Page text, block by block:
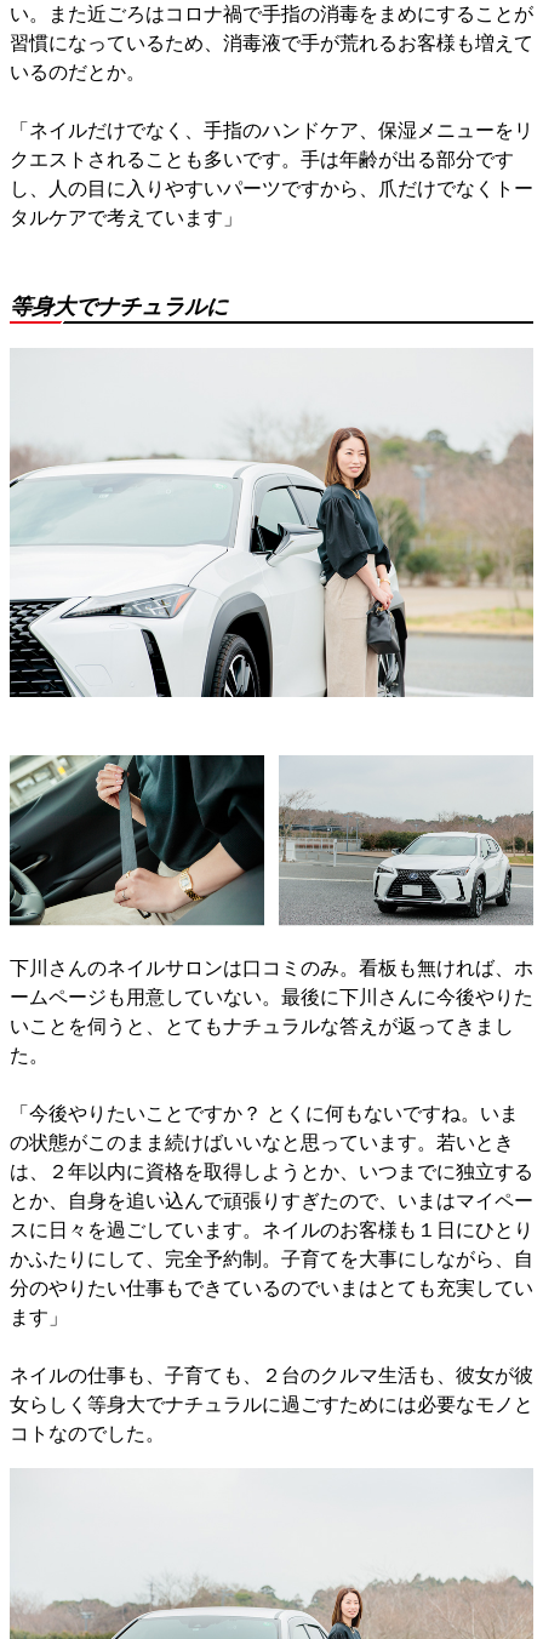
い。また近ごろはコロナ禍で手指の消毒をまめにすることが
習慣になっているため、消毒液で手が荒れるお客様も増えて
いるのだとか。
「ネイルだけでなく、手指のハンドケア、保湿メニューをリ
クエストされることも多いです。手は年齢が出る部分です
し、人の目に入りやすいパーツですから、爪だけでなくトー
タルケアで考えています」
等身大でナチュラルに
下川さんのネイルサロンは口コミのみ。看板も無ければ、ホ
ームページも用意していない。最後に下川さんに今後やりた
いことを伺うと、とてもナチュラルな答えが返ってきまし
た。
「今後やりたいことですか？ とくに何もないですね。いま
の状態がこのまま続けばいいなと思っています。若いとき
は、２年以内に資格を取得しようとか、いつまでに独立する
とか、自身を追い込んで頑張りすぎたので、いまはマイペー
スに日々を過ごしています。ネイルのお客様も１日にひとり
かふたりにして、完全予約制。子育てを大事にしながら、自
分のやりたい仕事もできているのでいまはとても充実してい
ます」
ネイルの仕事も、子育ても、２台のクルマ生活も、彼女が彼
女らしく等身大でナチュラルに過ごすためには必要なモノと
コトなのでした。